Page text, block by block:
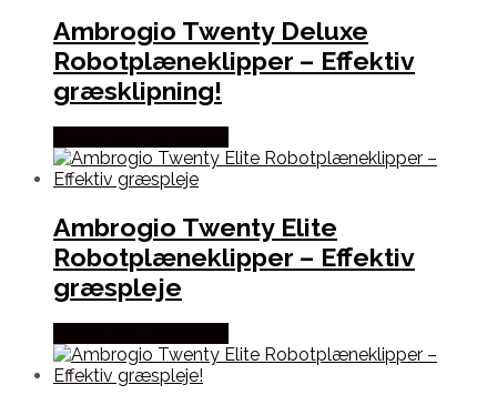
Ambrogio Twenty Deluxe
Robotplæneklipper – Effektiv
græsklipning!
Ambrogio Twenty Elite
Robotplæneklipper – Effektiv
græspleje